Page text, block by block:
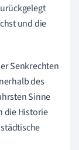
und die
Senkrechten
des
Sinne
die Historie